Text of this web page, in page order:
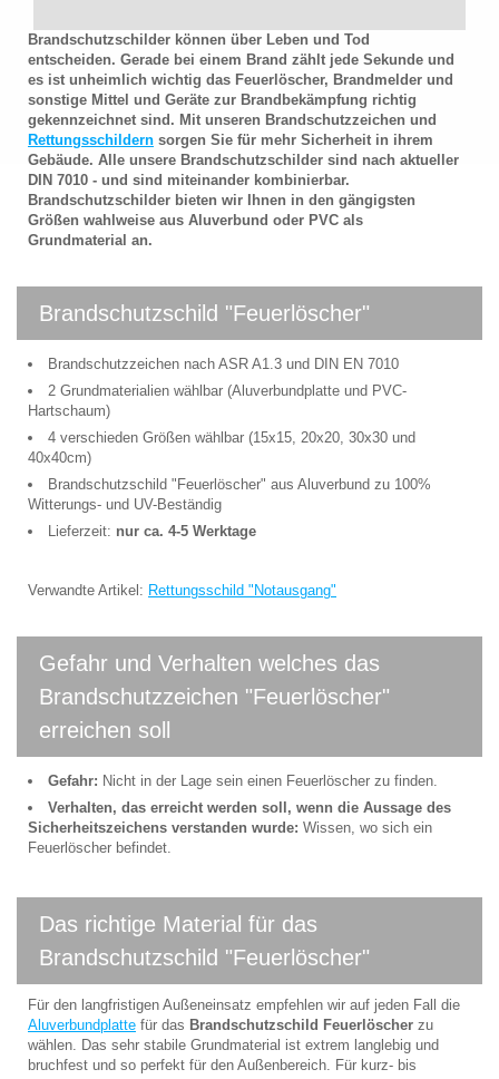
Brandschutzschilder können über Leben und Tod
entscheiden. Gerade bei einem Brand zählt jede Sekunde und
es ist unheimlich wichtig das Feuerlöscher, Brandmelder und
sonstige Mittel und Geräte zur Brandbekämpfung richtig
gekennzeichnet sind. Mit unseren Brandschutzzeichen und
Rettungsschildern sorgen Sie für mehr Sicherheit in ihrem
Gebäude. Alle unsere Brandschutzschilder sind nach aktueller
DIN 7010 - und sind miteinander kombinierbar.
Brandschutzschilder bieten wir Ihnen in den gängigsten
Größen wahlweise aus Aluverbund oder PVC als
Grundmaterial an.
Brandschutzschild "Feuerlöscher"
Brandschutzzeichen nach ASR A1.3 und DIN EN 7010
2 Grundmaterialien wählbar (Aluverbundplatte und PVC-
Hartschaum)
4 verschieden Größen wählbar (15x15, 20x20, 30x30 und
40x40cm)
Brandschutzschild "Feuerlöscher" aus Aluverbund zu 100%
Witterungs- und UV-Beständig
Lieferzeit: nur ca. 4-5 Werktage
Verwandte Artikel: Rettungsschild "Notausgang"
Gefahr und Verhalten welches das
Brandschutzzeichen "Feuerlöscher"
erreichen soll
Gefahr: Nicht in der Lage sein einen Feuerlöscher zu finden.
Verhalten, das erreicht werden soll, wenn die Aussage des
Sicherheitszeichens verstanden wurde: Wissen, wo sich ein
Feuerlöscher befindet.
Das richtige Material für das
Brandschutzschild "Feuerlöscher"
Für den langfristigen Außeneinsatz empfehlen wir auf jeden Fall die
Aluverbundplatte für das Brandschutzschild Feuerlöscher zu
wählen. Das sehr stabile Grundmaterial ist extrem langlebig und
bruchfest und so perfekt für den Außenbereich. Für kurz- bis